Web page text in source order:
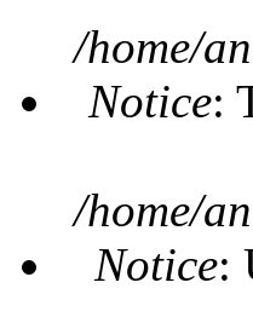
/home/
Notice:
/home/
Notice: